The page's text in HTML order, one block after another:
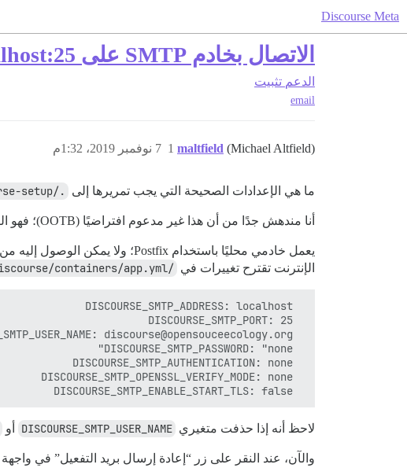
Discourse Meta
الاتصال بخادم SMTP على localhost:25 بدون مصادقة؟
الدعم تثبيت
email
maltfield (Michael Altfield) 7 نوفمبر 2019، 1:32م 1
ما هي الإعدادات الصحيحة التي يجب تمريرها إلى ./discourse-setup
أنا مندهش جدًا من أن هذا غير مدعوم افتراضيًا (OOTB)؛ فهو الإعداد الافتراضي في معظم تثبيتات لينكس.
يعمل خادمي محليًا باستخدام Postfix؛ ولا يمكن الوصول إليه من الإنترنت. يعمل بشكل جيد، على سبيل المثال، عند تشغيل أمر
الإنترنت تقترح تغييرات في /var/discourse/containers/app.yml
لاحظ أنه إذا حذفت متغيري DISCOURSE_SMTP_USER_NAME أو